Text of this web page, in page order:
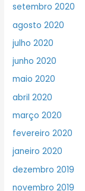
setembro 2020
agosto 2020
julho 2020
junho 2020
maio 2020
abril 2020
março 2020
fevereiro 2020
janeiro 2020
dezembro 2019
novembro 2019